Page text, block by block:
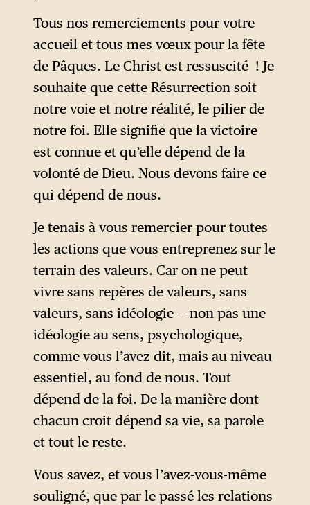
Macédoine du Nord et du
Monténégro. L’objectif du
concile consistait à diffuser
l’idée que les Serbes, quelle
que soit l’entité étatique dans
laquelle ils résident,
constituent un seul et même
peuple.
Tous nos remerciements pour votre
accueil et tous mes vœux pour la fête
de Pâques. Le Christ est ressuscité ! Je
souhaite que cette Résurrection soit
notre voie et notre réalité, le pilier de
notre foi. Elle signifie que la victoire
est connue et qu’elle dépend de la
volonté de Dieu. Nous devons faire ce
qui dépend de nous.
Je tenais à vous remercier pour toutes
les actions que vous entreprenez sur le
terrain des valeurs. Car on ne peut
vivre sans repères de valeurs, sans
valeurs, sans idéologie — non pas une
idéologie au sens, psychologique,
comme vous l’avez dit, mais au niveau
essentiel, au fond de nous. Tout
dépend de la foi. De la manière dont
chacun croit dépend sa vie, sa parole
et tout le reste.
Vous savez, et vous l’avez-vous-même
souligné, que par le passé les relations